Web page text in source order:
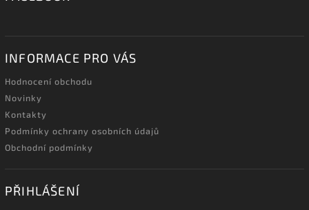
INFORMACE PRO VÁS
Hodnocení obchodu
Novinky
Kontakty
Podmínky ochrany osobních údajů
Obchodní podmínky
PŘIHLÁŠENÍ